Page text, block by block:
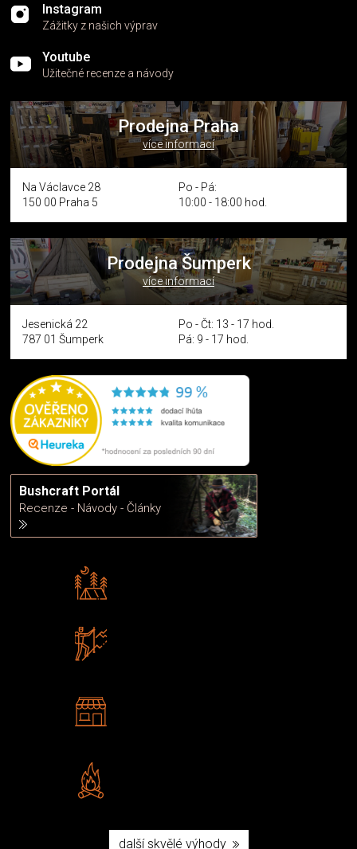
Instagram
Zážitky z našich výprav
Youtube
Užitečné recenze a návody
Prodejna Praha
více informací
Na Václavce 28
150 00 Praha 5
Po - Pá:
10:00 - 18:00 hod.
Prodejna Šumperk
více informací
Jesenická 22
787 01 Šumperk
Po - Čt: 13 - 17 hod.
Pá: 9 - 17 hod.
Bushcraft Portál
Recenze - Návody - Články
další skvělé výhody